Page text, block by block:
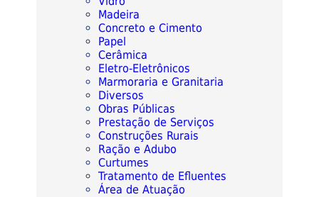
Madeira
Concreto e Cimento
Papel
Cerâmica
Eletro-Eletrônicos
Marmoraria e Granitaria
Diversos
Obras Públicas
Prestação de Serviços
Construções Rurais
Ração e Adubo
Curtumes
Tratamento de Efluentes
Área de Atuação